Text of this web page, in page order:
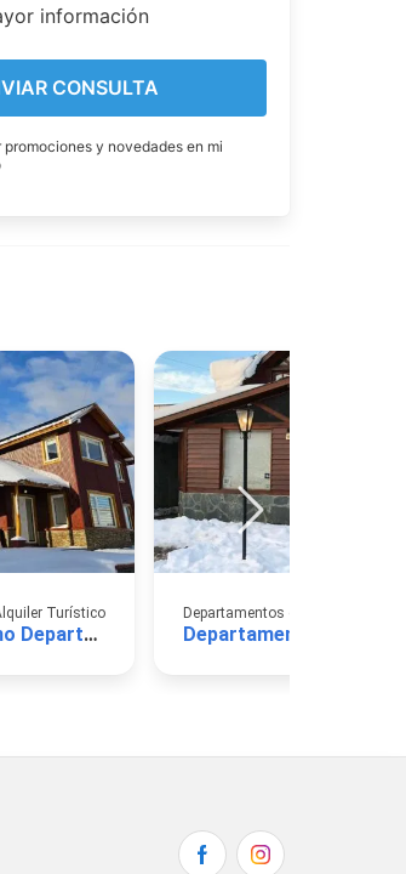
información
promociones y novedades en mi
Turístico
Monte Fueguino Departamentos
Departamentos de Alquiler
Departamentos Ahnen